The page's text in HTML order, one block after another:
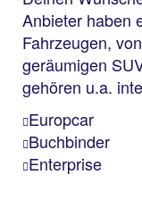
Anbieter haben
Fahrzeugen,
geräumigen
gehören u.a.
Europcar
Buchbinder
Enterprise